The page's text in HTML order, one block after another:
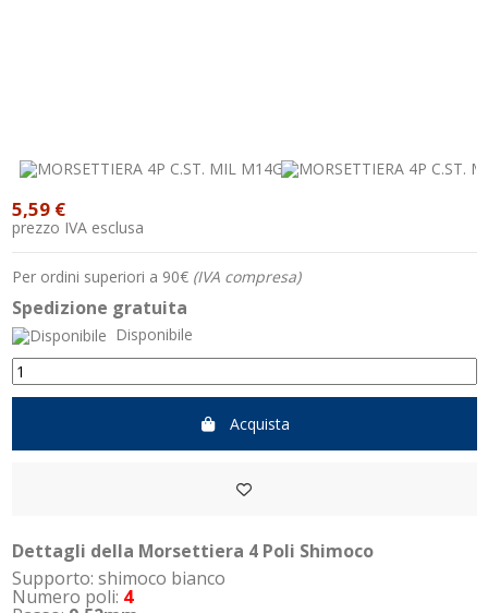
5,59 €
prezzo IVA esclusa
Per ordini superiori a 90€ (IVA compresa)
Spedizione gratuita
Disponibile
Acquista
Dettagli della Morsettiera 4 Poli Shimoco
Supporto: shimoco bianco
Numero poli: 4